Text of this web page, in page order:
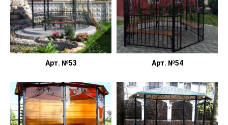
Арт. №53 Арт. №54